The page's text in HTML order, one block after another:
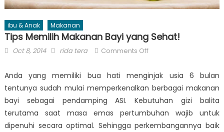
ibu & Anak Makanan
Tips Memilih Makanan Bayi yang Sehat!
Posted
Oct 8, 2014 Author
rida tera Comments Offon
Memilih
Makanan
Bayi
Sehat!
Anda yang memiliki bua hati menginjak usia 6 bulan
tentunya sudah mulai memperkenalkan berbagai makanan
bayi sebagai pendamping ASI. Kebutuhan gizi balita
terutama saat masa emas pertumbuhan wajib untuk
dipenuhi secara optimal. Sehingga perkembangannya baik